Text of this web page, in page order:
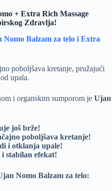
+ Extra Rich Massage
Zdravlja!
Nomo Balzam za telo i Extra
poboljšava kretanje, pružajući
upala.
i organskim sumporom je Ujan
još brže!
poboljšava kretanje!
i otklanja upale!
stabilan efekat!
Nomo Balzam za telo: